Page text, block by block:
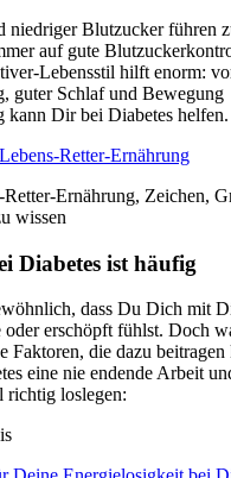
niedriger Blutzucker führen
auf gute
Lebensstil hilft enorm:
guter Schlaf und Bewegung
kann Dir bei Diabetes helfen.
Retter-Ernährung
Diabetes ist häufig
dass Du Dich mit
oder erschöpft fühlst. Doch
Faktoren, die dazu
eine nie endende Arbeit
richtig loslegen: